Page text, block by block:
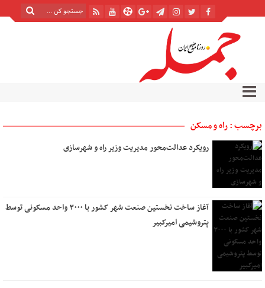
برچسب : راه و مسکن
رویکرد عدالت‌محور مدیریت وزیر راه و شهرسازی
آغاز ساخت نخستین صنعت شهر کشور با ۳۰۰۰ واحد مسکونی توسط
پتروشیمی امیرکبیر